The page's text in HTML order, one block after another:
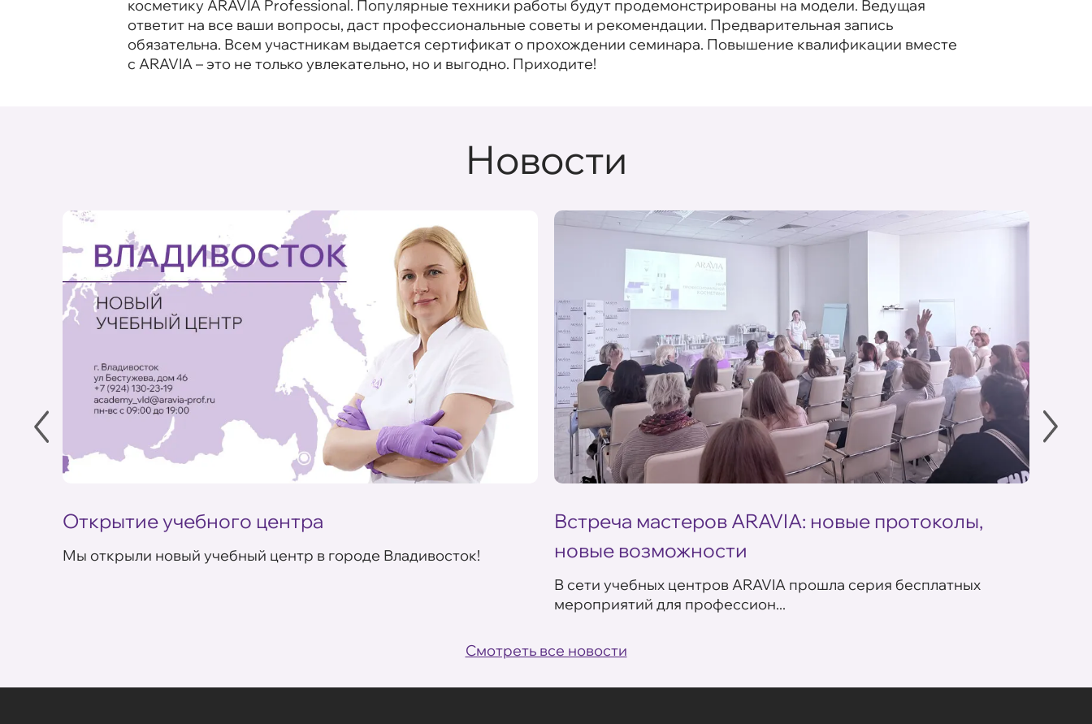
косметику ARAVIA Professional. Популярные техники работы будут продемонстрированы на модели. Ведущая
ответит на все ваши вопросы, даст профессиональные советы и рекомендации. Предварительная запись
обязательна. Всем участникам выдается сертификат о прохождении семинара. Повышение квалификации вместе
с ARAVIA – это не только увлекательно, но и выгодно. Приходите!
Новости
Открытие учебного центра
Мы открыли новый учебный центр в городе Владивосток!
Встреча мастеров ARAVIA: новые протоколы,
новые возможности
В сети учебных центров ARAVIA прошла серия бесплатных
мероприятий для профессион...
Смотреть все новости